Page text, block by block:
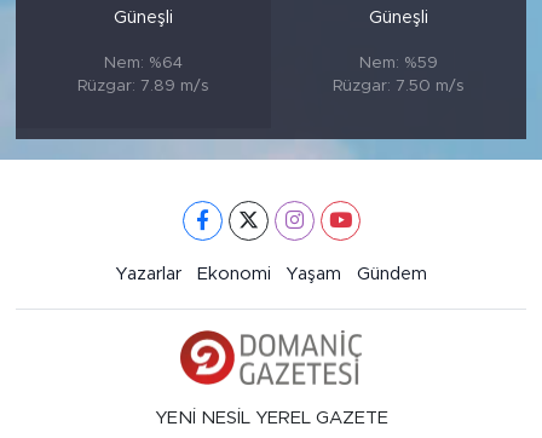
Güneşli
Nem: %64
Rüzgar: 7.89 m/s
Güneşli
Nem: %59
Rüzgar: 7.50 m/s
Yazarlar Ekonomi Yaşam Gündem
YENİ NESİL YEREL GAZETE